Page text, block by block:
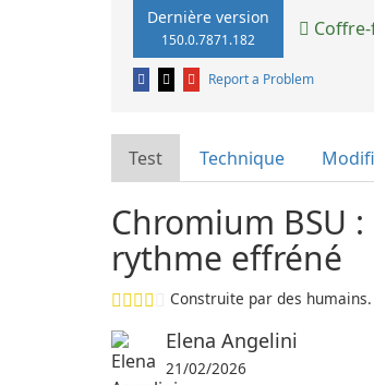
Dernière version
150.0.7871.182
Report a Problem
Test Technique
Chromium BSU
rythme effréné
Construite par des
Elena Angelini
21/02/2026